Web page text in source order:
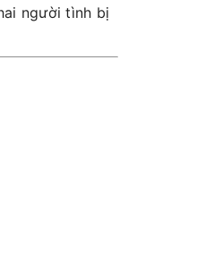
người tình bị